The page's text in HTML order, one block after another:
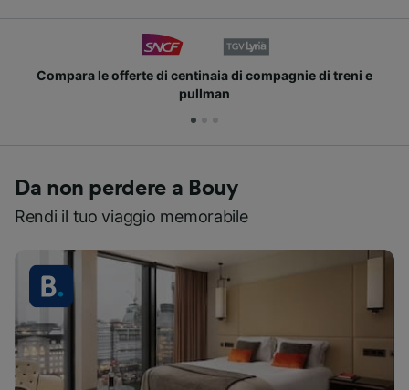
Compara le offerte di centinaia di compagnie di treni e
pullman
Da non perdere a Bouy
Rendi il tuo viaggio memorabile